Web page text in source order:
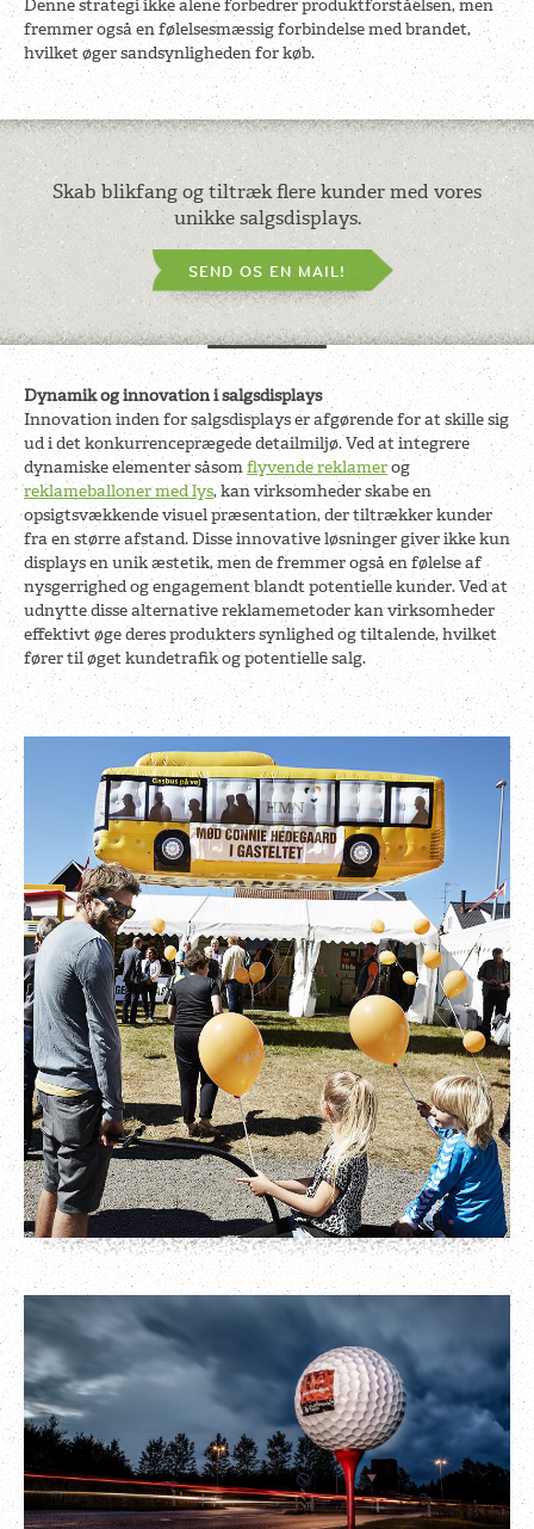
Denne strategi ikke alene forbedrer produktforståelsen, men
fremmer også en følelsesmæssig forbindelse med brandet,
hvilket øger sandsynligheden for køb.
Skab blikfang og tiltræk flere kunder med vores
unikke salgsdisplays.
SEND OS EN MAIL!
Dynamik og innovation i salgsdisplays
Innovation inden for salgsdisplays er afgørende for at skille sig
ud i det konkurrenceprægede detailmiljø. Ved at integrere
dynamiske elementer såsomflyvende reklamerog
reklameballoner med lys, kan virksomheder skabe en
opsigtsvækkende visuel præsentation, der tiltrækker kunder
fra en større afstand. Disse innovative løsninger giver ikke kun
displays en unik æstetik, men de fremmer også en følelse af
nysgerrighed og engagement blandt potentielle kunder. Ved at
udnytte disse alternative reklamemetoder kan virksomheder
effektivt øge deres produkters synlighed og tiltalende, hvilket
fører til øget kundetrafik og potentielle salg.